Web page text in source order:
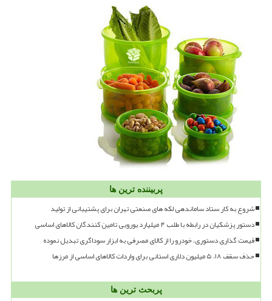
پربیننده ترین ها
شروع به کار ستاد ساماندهی لکه های صنعتی تهران برای پشتیبانی از تولید
دستور پزشکیان در رابطه با طلب ۴ میلیارد یورویی تامین کنندگان کالاهای اساسی
قیمت گذاری دستوری، خودرو را از کالای مصرفی به ابزار سوداگری تبدیل نموده
حذف سقف ۱۸، ۵ میلیون دلاری استانی برای واردات کالاهای اساسی از مرزها
پربحث ترین ها